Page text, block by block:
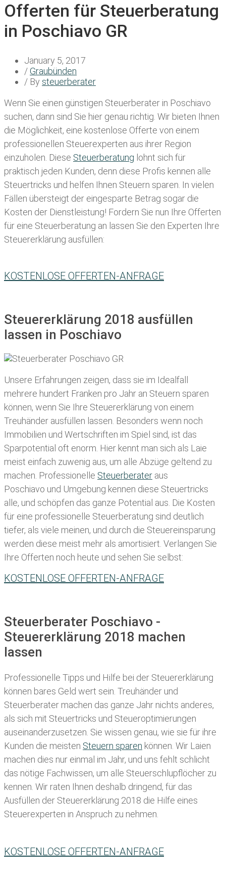
Offerten für Steuerberatung
in Poschiavo GR
January 5, 2017
/Graubünden
/ By steuerberater
Wenn Sie einen günstigen Steuerberater in Poschiavo
suchen, dann sind Sie hier genau richtig. Wir bieten Ihnen
die Möglichkeit, eine kostenlose Offerte von einem
professionellen Steuerexperten aus ihrer Region
einzuholen. Diese Steuerberatung lohnt sich für
praktisch jeden Kunden, denn diese Profis kennen alle
Steuertricks und helfen Ihnen Steuern sparen. In vielen
Fällen übersteigt der eingesparte Betrag sogar die
Kosten der Dienstleistung! Fordern Sie nun Ihre Offerten
für eine Steuerberatung an lassen Sie den Experten Ihre
Steuererklärung ausfüllen:
KOSTENLOSE OFFERTEN-ANFRAGE
Steuererklärung 2018 ausfüllen
lassen in Poschiavo
Unsere Erfahrungen zeigen, dass sie im Idealfall
mehrere hundert Franken pro Jahr an Steuern sparen
können, wenn Sie Ihre Steuererklärung von einem
Treuhänder ausfüllen lassen . Besonders wenn noch
Immobilien und Wertschriften im Spiel sind, ist das
Sparpotential oft enorm. Hier kennt man sich als Laie
meist einfach zuwenig aus, um alle Abzüge geltend zu
machen. Professionelle Steuerberater aus
Poschiavo und Umgebung kennen diese Steuertricks
alle, und schöpfen das ganze Potential aus. Die Kosten
für eine professionelle Steuerberatung sind deutlich
tiefer, als viele meinen, und durch die Steuereinsparung
werden diese meist mehr als amortisiert. Verlangen Sie
Ihre Offerten noch heute und sehen Sie selbst:
KOSTENLOSE OFFERTEN-ANFRAGE
Steuerberater Poschiavo -
Steuererklärung 2018 machen
lassen
Professionelle Tipps und Hilfe bei der Steuererklärung
können bares Geld wert sein. Treuhänder und
Steuerberater machen das ganze Jahr nichts anderes,
als sich mit Steuertricks und Steueroptimierungen
auseinanderzusetzen. Sie wissen genau, wie sie für ihre
Kunden die meisten Steuern sparen können. Wir Laien
machen dies nur einmal im Jahr, und uns fehlt schlicht
das nötige Fachwissen, um alle Steuerschlupflöcher zu
kennen. Wir raten Ihnen deshalb dringend, für das
Ausfüllen der Steuererklärung 2018 die Hilfe eines
Steuerexperten in Anspruch zu nehmen.
KOSTENLOSE OFFERTEN-ANFRAGE